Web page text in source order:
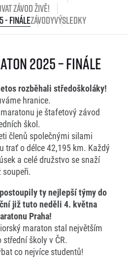
závod živě!
- FináleZávodyVýsledky
2025 – Finále
rozběhali středoškoláky!
hranice.
je štafetový závod
škol.
členů společnými silami
trať o délce 42,195 km. Každý
a celé družstvo se snaží
soupeři.
ty nejlepší týmy do
již tuto neděli 4. května
Praha!
maraton stal největším
školy v ČR.
co nejvíce studentů!